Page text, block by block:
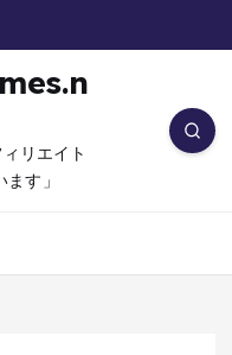
リエイト
す」